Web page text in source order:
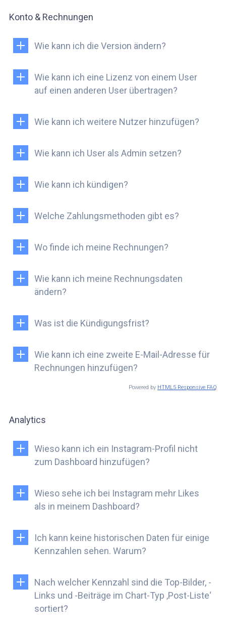
Konto & Rechnungen
Wie kann ich die Version ändern?
Wie kann ich eine Lizenz von einem User
auf einen anderen User übertragen?
Wie kann ich weitere Nutzer hinzufügen?
Wie kann ich User als Admin setzen?
Wie kann ich kündigen?
Welche Zahlungsmethoden gibt es?
Wo finde ich meine Rechnungen?
Wie kann ich meine Rechnungsdaten
ändern?
Was ist die Kündigungsfrist?
Wie kann ich eine zweite E-Mail-Adresse für
Rechnungen hinzufügen?
Powered by HTML5 Responsive FAQ
Analytics
Wieso kann ich ein Instagram-Profil nicht
zum Dashboard hinzufügen?
Wieso sehe ich bei Instagram mehr Likes
als in meinem Dashboard?
Ich kann keine historischen Daten für einige
Kennzahlen sehen. Warum?
Nach welcher Kennzahl sind die Top-Bilder, -
Links und -Beiträge im Chart-Typ ‚Post-Liste‘
sortiert?